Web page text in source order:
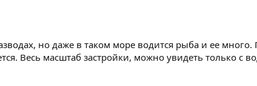
но даже в таком море водится рыба и ее
Весь масштаб застройки, можно увидеть только с